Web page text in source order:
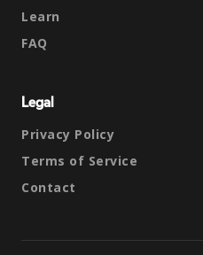
Learn
FAQ
Legal
Privacy Policy
Terms of Service
Contact